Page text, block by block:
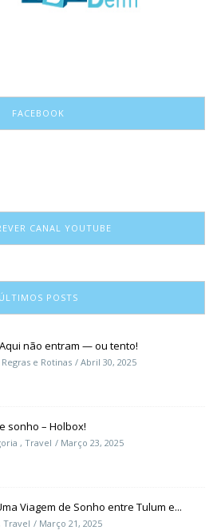
FACEBOOK
CANAL YOUTUBE
ÚLTIMOS POSTS
não entram — ou tento!
Regras e Rotinas Abril 30, 2025
sonho – Holbox!
, Travel Março 23, 2025
Viagem de Sonho entre Tulum e...
Travel Março 21, 2025